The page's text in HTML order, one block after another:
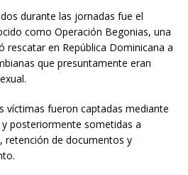
durante las jornadas fue el
como Operación Begonias, una
rescatar en República Dominicana a
que presuntamente eran
víctimas fueron captadas mediante
posteriormente sometidas a
retención de documentos y